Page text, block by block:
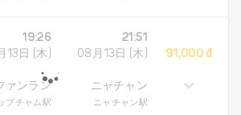
19:26
13日 (木)
ァンラン
プチャム駅
21:51
08月13日 (木)
ニャチャン
ニャチャン駅
91,000 đ